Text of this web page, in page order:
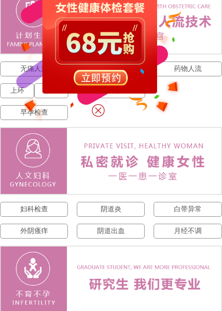
无痛人流 人流费用 药物人流
上环
早孕检查
妇科检查 阴道炎 白带异常
外阴瘙痒 阴道出血 月经不调